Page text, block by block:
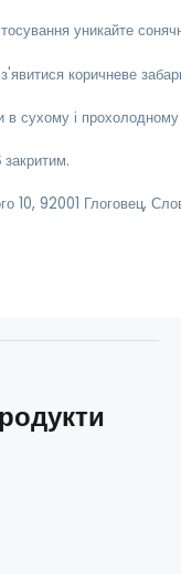
уникайте
коричневе
в сухому і
закритим.
10, 92001 Глоговец,